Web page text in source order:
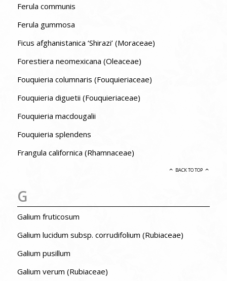
Ferula communis
Ferula gummosa
Ficus afghanistanica ‘Shirazi’ (Moraceae)
Forestiera neomexicana (Oleaceae)
Fouquieria columnaris (Fouquieriaceae)
Fouquieria diguetii (Fouquieriaceae)
Fouquieria macdougalii
Fouquieria splendens
Frangula californica (Rhamnaceae)
BACK TO TOP
G
Galium fruticosum
Galium lucidum subsp. corrudifolium (Rubiaceae)
Galium pusillum
Galium verum (Rubiaceae)